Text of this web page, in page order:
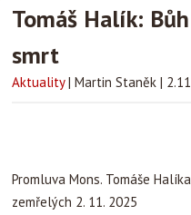
Tomáš Halík:
smrt
Aktuality | Martin Staněk |
Promluva Mons. Tomáše
zemřelých 2. 11. 2025